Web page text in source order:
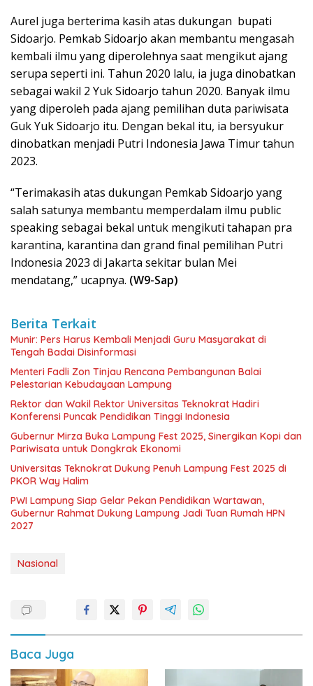
Aurel juga berterima kasih atas dukungan bupati
Sidoarjo. Pemkab Sidoarjo akan membantu mengasah
kembali ilmu yang diperolehnya saat mengikut ajang
serupa seperti ini. Tahun 2020 lalu, ia juga dinobatkan
sebagai wakil 2 Yuk Sidoarjo tahun 2020. Banyak ilmu
yang diperoleh pada ajang pemilihan duta pariwisata
Guk Yuk Sidoarjo itu. Dengan bekal itu, ia bersyukur
dinobatkan menjadi Putri Indonesia Jawa Timur tahun
2023.
“Terimakasih atas dukungan Pemkab Sidoarjo yang
salah satunya membantu memperdalam ilmu public
speaking sebagai bekal untuk mengikuti tahapan pra
karantina, karantina dan grand final pemilihan Putri
Indonesia 2023 di Jakarta sekitar bulan Mei
mendatang,” ucapnya. (W9-Sap)
Berita Terkait
Munir: Pers Harus Kembali Menjadi Guru Masyarakat di
Tengah Badai Disinformasi
Menteri Fadli Zon Tinjau Rencana Pembangunan Balai
Pelestarian Kebudayaan Lampung
Rektor dan Wakil Rektor Universitas Teknokrat Hadiri
Konferensi Puncak Pendidikan Tinggi Indonesia
Gubernur Mirza Buka Lampung Fest 2025, Sinergikan Kopi dan
Pariwisata untuk Dongkrak Ekonomi
Universitas Teknokrat Dukung Penuh Lampung Fest 2025 di
PKOR Way Halim
PWI Lampung Siap Gelar Pekan Pendidikan Wartawan,
Gubernur Rahmat Dukung Lampung Jadi Tuan Rumah HPN
2027
Nasional
Baca Juga